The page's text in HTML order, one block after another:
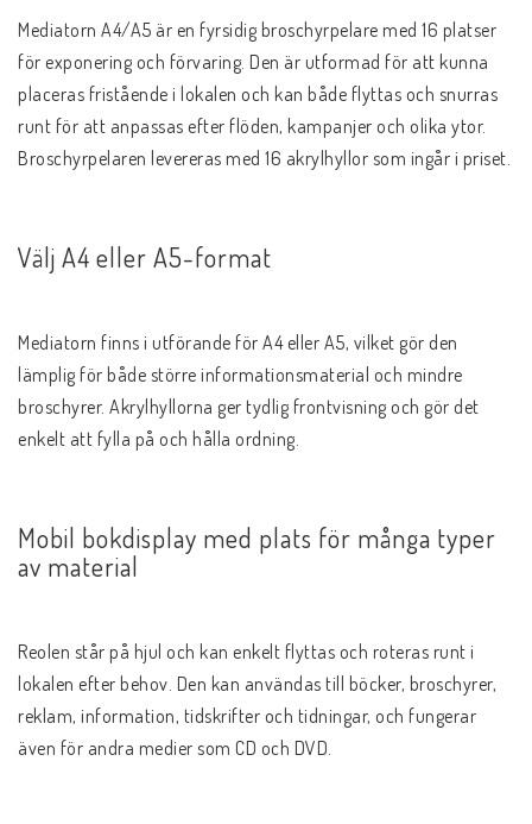
Mediatorn A4/A5 är en fyrsidig broschyrpelare med 16 platser
för exponering och förvaring. Den är utformad för att kunna
placeras fristående i lokalen och kan både flyttas och snurras
runt för att anpassas efter flöden, kampanjer och olika ytor.
Broschyrpelaren levereras med 16 akrylhyllor som ingår i priset.
Välj A4 eller A5-format
Mediatorn finns i utförande för A4 eller A5, vilket gör den
lämplig för både större informationsmaterial och mindre
broschyrer. Akrylhyllorna ger tydlig frontvisning och gör det
enkelt att fylla på och hålla ordning.
Mobil bokdisplay med plats för många typer
av material
Reolen står på hjul och kan enkelt flyttas och roteras runt i
lokalen efter behov. Den kan användas till böcker, broschyrer,
reklam, information, tidskrifter och tidningar, och fungerar
även för andra medier som CD och DVD.